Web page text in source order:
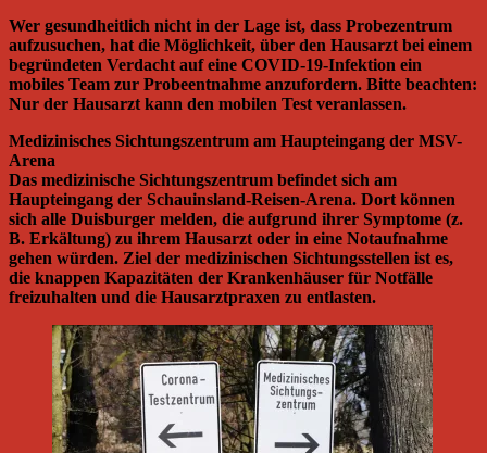
Wer gesundheitlich nicht in der Lage ist, dass Probezentrum
aufzusuchen, hat die Möglichkeit, über den Hausarzt bei einem
begründeten Verdacht auf eine COVID-19-Infektion ein
mobiles Team zur Probeentnahme anzufordern. Bitte beachten:
Nur der Hausarzt kann den mobilen Test veranlassen.
Medizinisches Sichtungszentrum am Haupteingang der MSV-
Arena
Das medizinische Sichtungszentrum befindet sich am
Haupteingang der Schauinsland-Reisen-Arena. Dort können
sich alle Duisburger melden, die aufgrund ihrer Symptome (z.
B. Erkältung) zu ihrem Hausarzt oder in eine Notaufnahme
gehen würden. Ziel der medizinischen Sichtungsstellen ist es,
die knappen Kapazitäten der Krankenhäuser für Notfälle
freizuhalten und die Hausarztpraxen zu entlasten.